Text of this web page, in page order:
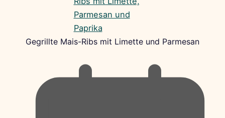
Gegrillte Mais-Ribs mit Limette und Parmesan